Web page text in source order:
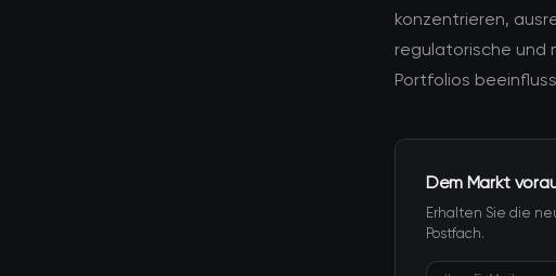
konzentrieren,
regulatorische und
Portfolios
Dem Markt
Erhalten Sie die
Postfach.